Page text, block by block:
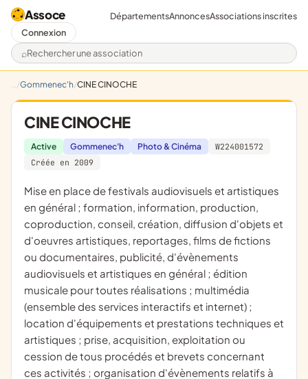
Assoce
Rechercher une association
DépartementsAnnoncesAssociations inscrites
Connexion
Gommenec'h CINE CINOCHE
CINE CINOCHE
Active Gommenec'h Photo & Cinéma
W224001572
Créée en 2009
mise en place de festivals audiovisuels et artistiques
en général ; formation, information, production,
coproduction, conseil, création, diffusion d'objets et
d'oeuvres artistiques, reportages, films de fictions
ou documentaires, publicité, d'évènements
audiovisuels et artistiques en général ; édition
musicale pour toutes réalisations ; multimédia
(ensemble des services interactifs et internet) ;
location d'équipements et prestations techniques et
artistiques ; prise, acquisition, exploitation ou
cession de tous procédés et brevets concernant
ces activités ; organisation d'évènements relatifs à